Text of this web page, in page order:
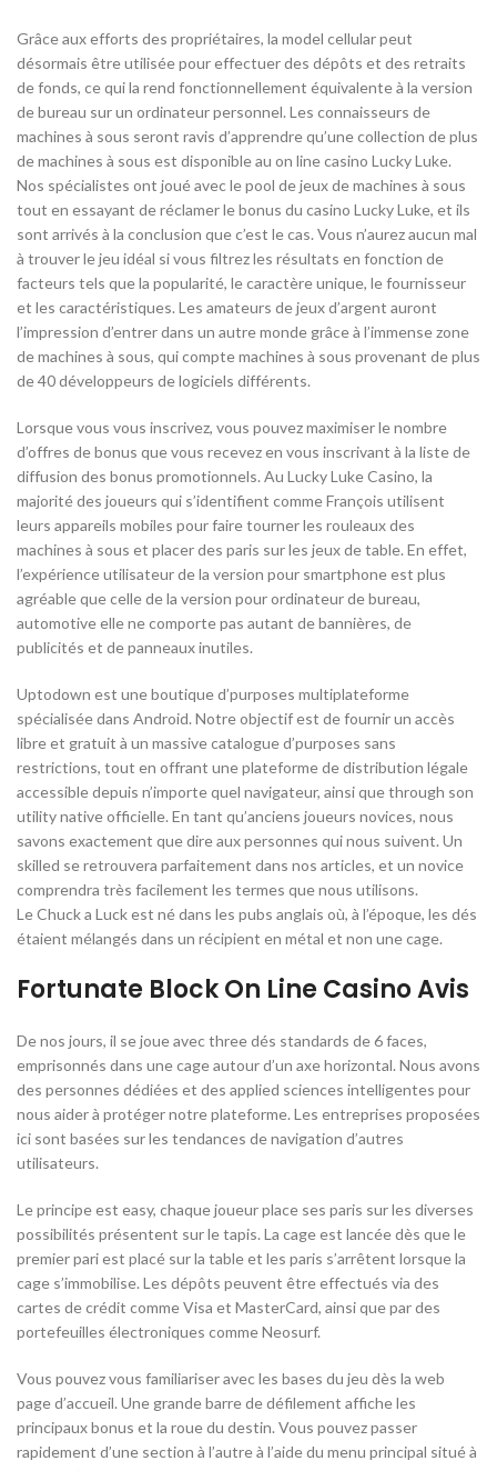
Grâce aux efforts des propriétaires, la model cellular peut
désormais être utilisée pour effectuer des dépôts et des retraits
de fonds, ce qui la rend fonctionnellement équivalente à la version
de bureau sur un ordinateur personnel. Les connaisseurs de
machines à sous seront ravis d’apprendre qu’une collection de plus
de machines à sous est disponible au on line casino Lucky Luke.
Nos spécialistes ont joué avec le pool de jeux de machines à sous
tout en essayant de réclamer le bonus du casino Lucky Luke, et ils
sont arrivés à la conclusion que c’est le cas. Vous n’aurez aucun mal
à trouver le jeu idéal si vous filtrez les résultats en fonction de
facteurs tels que la popularité, le caractère unique, le fournisseur
et les caractéristiques. Les amateurs de jeux d’argent auront
l’impression d’entrer dans un autre monde grâce à l’immense zone
de machines à sous, qui compte machines à sous provenant de plus
de 40 développeurs de logiciels différents.
Lorsque vous vous inscrivez, vous pouvez maximiser le nombre
d’offres de bonus que vous recevez en vous inscrivant à la liste de
diffusion des bonus promotionnels. Au Lucky Luke Casino, la
majorité des joueurs qui s’identifient comme François utilisent
leurs appareils mobiles pour faire tourner les rouleaux des
machines à sous et placer des paris sur les jeux de table. En effet,
l’expérience utilisateur de la version pour smartphone est plus
agréable que celle de la version pour ordinateur de bureau,
automotive elle ne comporte pas autant de bannières, de
publicités et de panneaux inutiles.
Uptodown est une boutique d’purposes multiplateforme
spécialisée dans Android. Notre objectif est de fournir un accès
libre et gratuit à un massive catalogue d’purposes sans
restrictions, tout en offrant une plateforme de distribution légale
accessible depuis n’importe quel navigateur, ainsi que through son
utility native officielle. En tant qu’anciens joueurs novices, nous
savons exactement que dire aux personnes qui nous suivent. Un
skilled se retrouvera parfaitement dans nos articles, et un novice
comprendra très facilement les termes que nous utilisons.
Le Chuck a Luck est né dans les pubs anglais où, à l’époque, les dés
étaient mélangés dans un récipient en métal et non une cage.
Fortunate Block On Line Casino Avis
De nos jours, il se joue avec three dés standards de 6 faces,
emprisonnés dans une cage autour d’un axe horizontal. Nous avons
des personnes dédiées et des applied sciences intelligentes pour
nous aider à protéger notre plateforme. Les entreprises proposées
ici sont basées sur les tendances de navigation d’autres
utilisateurs.
Le principe est easy, chaque joueur place ses paris sur les diverses
possibilités présentent sur le tapis. La cage est lancée dès que le
premier pari est placé sur la table et les paris s’arrêtent lorsque la
cage s’immobilise. Les dépôts peuvent être effectués via des
cartes de crédit comme Visa et MasterCard, ainsi que par des
portefeuilles électroniques comme Neosurf.
Vous pouvez vous familiariser avec les bases du jeu dès la web
page d’accueil. Une grande barre de défilement affiche les
principaux bonus et la roue du destin. Vous pouvez passer
rapidement d’une section à l’autre à l’aide du menu principal situé à